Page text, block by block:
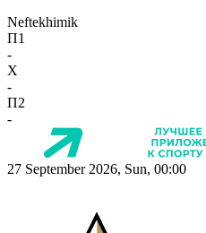
Neftekhimik
П1
-
X
-
П2
-
27 September 2026, Sun, 00:00